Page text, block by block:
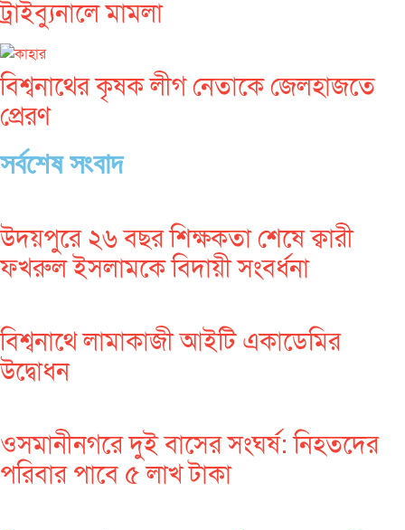
ট্রাইব্যুনালে মামলা
বিশ্বনাথের কৃষক লীগ নেতাকে জেলহাজতে
প্রেরণ
সর্বশেষ সংবাদ
উদয়পুরে ২৬ বছর শিক্ষকতা শেষে ক্বারী
ফখরুল ইসলামকে বিদায়ী সংবর্ধনা
বিশ্বনাথে লামাকাজী আইটি একাডেমির
উদ্বোধন
ওসমানীনগরে দুই বাসের সংঘর্ষ: নিহতদের
পরিবার পাবে ৫ লাখ টাকা